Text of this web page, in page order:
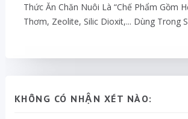
Thức Ăn Chăn Nuôi Là “chế Phẩm Gồm
Thơm, Zeolite, Silic Dioxit,... Dùng Trong
KHÔNG CÓ NHẬN XÉT NÀO: